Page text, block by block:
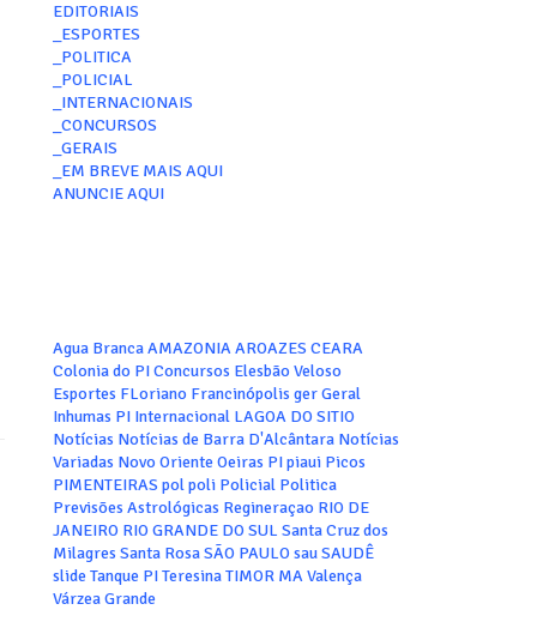
EDITORIAIS
_ESPORTES
_POLITICA
_POLICIAL
_INTERNACIONAIS
_CONCURSOS
_GERAIS
_EM BREVE MAIS AQUI
ANUNCIE AQUI
Agua Branca AMAZONIA AROAZES CEARA
Colonia do PI Concursos Elesbão Veloso
Esportes FLoriano Francinópolis ger Geral
Inhumas PI Internacional LAGOA DO SITIO
Notícias Notícias de Barra D'Alcântara Notícias
Variadas Novo Oriente Oeiras PI piaui Picos
PIMENTEIRAS pol poli Policial Politica
Previsões Astrológicas Regineraçao RIO DE
JANEIRO RIO GRANDE DO SUL Santa Cruz dos
Milagres Santa Rosa SÃO PAULO sau SAUDÊ
slide Tanque PI Teresina TIMOR MA Valença
Várzea Grande